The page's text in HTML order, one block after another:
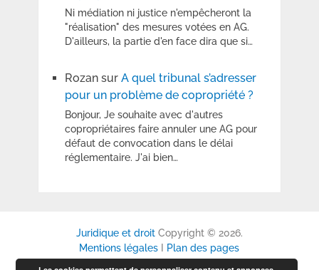
Ni médiation ni justice n'empêcheront la
"réalisation" des mesures votées en AG.
D'ailleurs, la partie d'en face dira que si…
Rozansur A quel tribunal s’adresser
pour un problème de copropriété ?
Bonjour, Je souhaite avec d'autres
copropriétaires faire annuler une AG pour
défaut de convocation dans le délai
réglementaire. J'ai bien…
Juridique et droitCopyright © 2026.
Mentions légales
Plan des pages